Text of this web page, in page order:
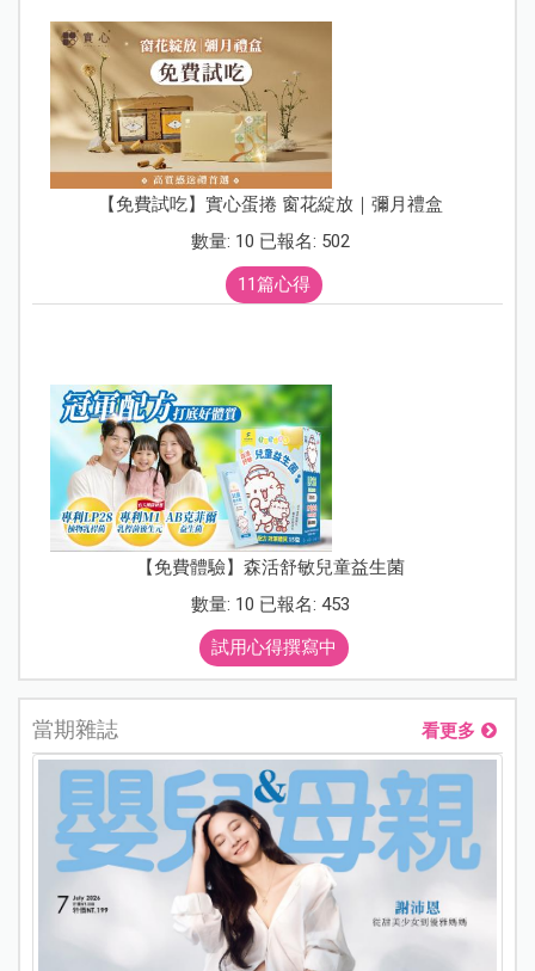
【免費試吃】實心蛋捲 窗花綻放｜彌月禮盒
數量: 10 已報名: 502
11篇心得
【免費體驗】森活舒敏兒童益生菌
數量: 10 已報名: 453
試用心得撰寫中
當期雜誌 看更多